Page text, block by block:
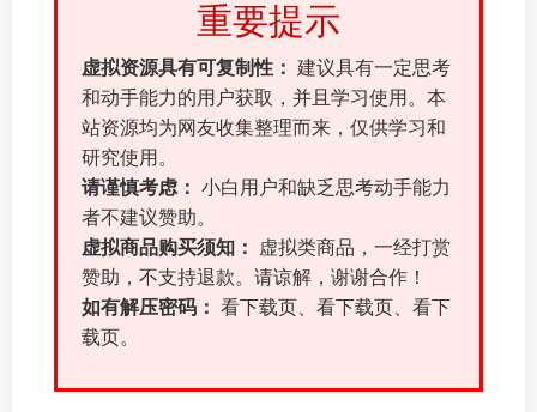
重要提示
虚拟资源具有可复制性： 建议具有一定思考
和动手能力的用户获取，并且学习使用。本
站资源均为网友收集整理而来，仅供学习和
研究使用。
请谨慎考虑： 小白用户和缺乏思考动手能力
者不建议赞助。
虚拟商品购买须知：
虚拟类商品，一经打赏
赞助，不支持退款。请谅解，谢谢合作！
如有解压密码： 看下载页、看下载页、看下
载页。